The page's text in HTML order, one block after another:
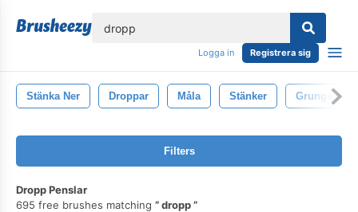
Logga in Registrera sig
Stänka Ner Droppar Måla Stänker Grunge
Filters
Dropp Penslar
695 free brushes matching
dropp